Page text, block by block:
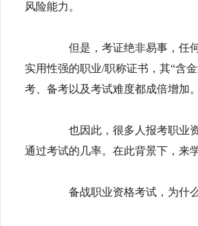
风险能力。
但是，考证绝非易事，任何
实用性强的职业/职称证书，其“含
考、备考以及考试难度都成倍增加。
也因此，很多人报考职业资
通过考试的几率。在此背景下，来
备战职业资格考试，为什